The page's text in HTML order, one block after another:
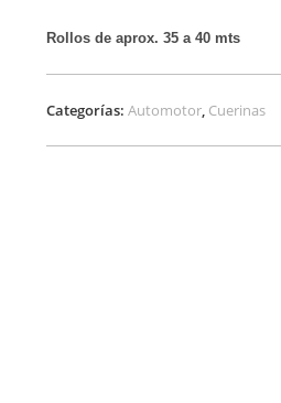
Rollos de aprox. 35 a 40 mts
Categorías:Automotor, Cuerinas